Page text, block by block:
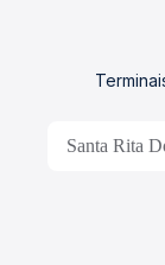
Santa Rita